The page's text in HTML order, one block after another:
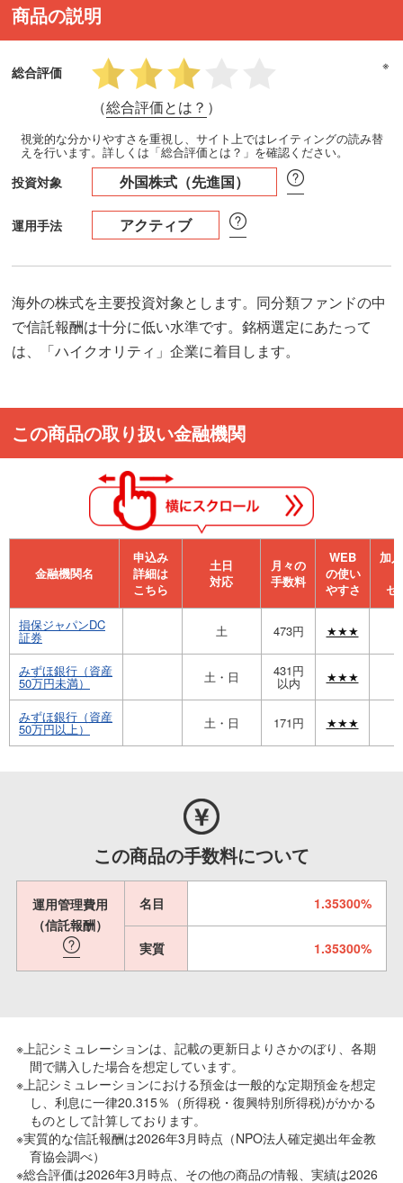
商品の説明
総合評価
（総合評価とは？ ）
※
視覚的な分かりやすさを重視し、サイト上ではレイティングの読み替
えを行います。詳しくは「総合評価とは？」を確認ください。
投資対象 外国株式（先進国）
運用手法 アクティブ
海外の株式を主要投資対象とします。同分類ファンドの中
で信託報酬は十分に低い水準です。銘柄選定にあたって
は、「ハイクオリティ」企業に着目します。
この商品の取り扱い金融機関
金融機関名
申込み
詳細は
こちら
⼟⽇
対応
月々の
手数料
WEB
の使い
やすさ
加
セ
損保ジャパンDC
証券 土 473円 ★★★
みずほ銀行（資産
50万円未満） 土・日 431円
以内 ★★★
みずほ銀行（資産
50万円以上） 土・日 171円 ★★★
この商品の手数料について
運用管理費用
（信託報酬）
名目 1.35300%
実質 1.35300%
※上記シミュレーションは、記載の更新日よりさかのぼり、各期
間で購入した場合を想定しています。
※上記シミュレーションにおける預金は一般的な定期預金を想定
し、利息に一律20.315％（所得税・復興特別所得税)がかかる
ものとして計算しております。
※実質的な信託報酬は2026年3月時点（NPO法人確定拠出年金教
育協会調べ）
※総合評価は2026年3月時点、その他の商品の情報、実績は2026